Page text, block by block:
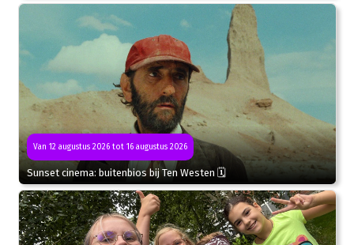
Van 12 augustus 2026 tot 16 augustus 2026
Sunset cinema: buitenbios bij Ten Westen 🗓